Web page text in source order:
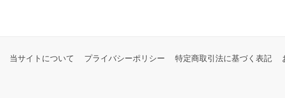
当サイトについて プライバシーポリシー 特定商取引法に基づく表記